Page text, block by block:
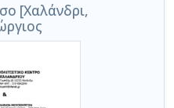
[Χαλάνδρι,